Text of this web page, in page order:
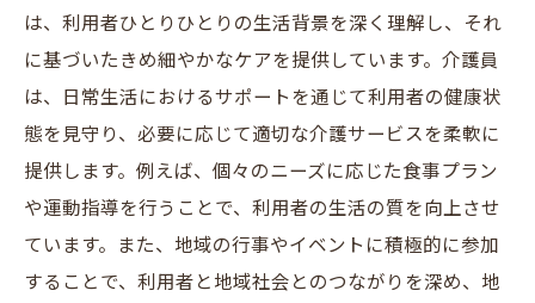
は、利用者ひとりひとりの生活背景を深く理解し、それ
に基づいたきめ細やかなケアを提供しています。介護員
は、日常生活におけるサポートを通じて利用者の健康状
態を見守り、必要に応じて適切な介護サービスを柔軟に
提供します。例えば、個々のニーズに応じた食事プラン
や運動指導を行うことで、利用者の生活の質を向上させ
ています。また、地域の行事やイベントに積極的に参加
することで、利用者と地域社会とのつながりを深め、地